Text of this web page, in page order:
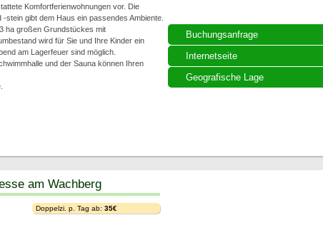
Buchungsanfrage
Internetseite
Geografische Lage
Komfortferienwohnungen vor. Die
stein gibt dem Haus ein passendes Ambiente.
ha großen Grundstückes mit
wird für Sie und Ihre Kinder ein
am Lagerfeuer sind möglich.
und der Sauna können Ihren
am Wachberg
Doppelzi. p. Tag ab: 35€